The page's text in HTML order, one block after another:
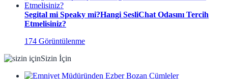
Segital mi Speaky mi?Hangi SesliChat Odasını Tercih
Etmelisiniz?
174 Görüntülenme
Sizin İçin